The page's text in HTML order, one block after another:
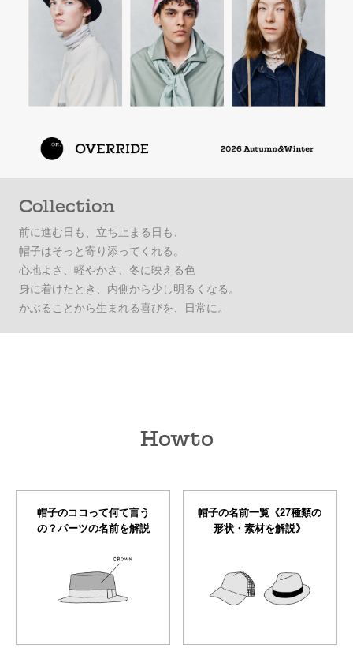
Collection
前に進む日も、立ち止まる日も、
帽子はそっと寄り添ってくれる。
心地よさ、軽やかさ、冬に映える色
身に着けたとき、内側から少し明るくなる。
かぶることから生まれる喜びを、日常に。
Howto
帽子のココって何て言う
の？パーツの名前を解説
帽子の名前一覧《27種類の
形状・素材を解説》